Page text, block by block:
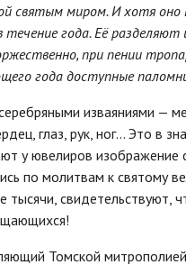
святым миром. И хотя
года. Её
при пении
года доступные
изваяниями —
глаз, рук, ног... Это в
у ювелиров изображение
по молитвам к святому
свидетельствуют,
Томской